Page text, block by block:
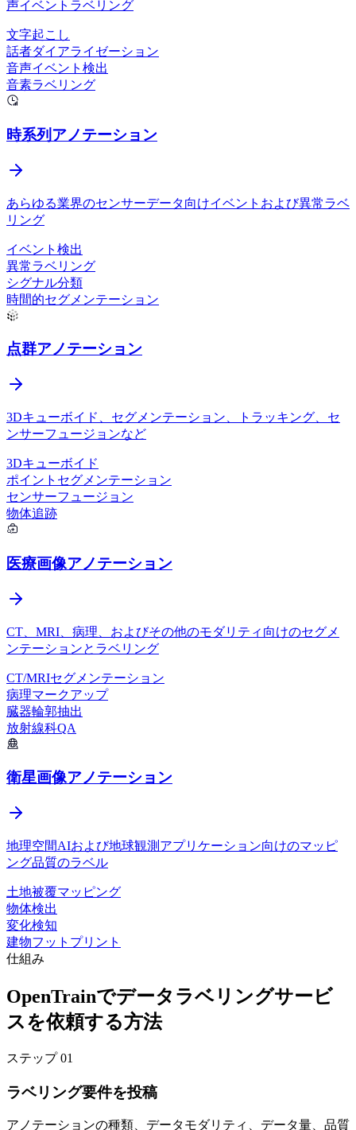
V7 Darwin
声イベントラベリング
文字起こし
話者ダイアライゼーション
音声イベント検出
音素ラベリング
時系列アノテーション
あらゆる業界のセンサーデータ向けイベントおよび異常ラベ
リング
イベント検出
異常ラベリング
シグナル分類
時間的セグメンテーション
点群アノテーション
3Dキューボイド、セグメンテーション、トラッキング、セ
ンサーフュージョンなど
3Dキューボイド
ポイントセグメンテーション
センサーフュージョン
物体追跡
医療画像アノテーション
CT、MRI、病理、およびその他のモダリティ向けのセグメ
ンテーションとラベリング
CT/MRIセグメンテーション
病理マークアップ
臓器輪郭抽出
放射線科QA
衛星画像アノテーション
地理空間AIおよび地球観測アプリケーション向けのマッピ
ング品質のラベル
土地被覆マッピング
物体検出
変化検知
建物フットプリント
仕組み
OpenTrainでデータラベリングサービ
スを依頼する方法
ステップ01
ラベリング要件を投稿
アノテーションの種類、データモダリティ、データ量、品質